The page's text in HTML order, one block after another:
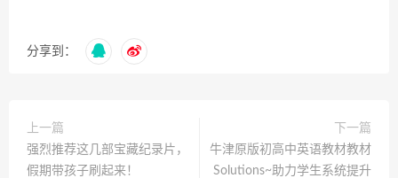
分享到：
上一篇
强烈推荐这几部宝藏纪录片，
假期带孩子刷起来！
下一篇
牛津原版初高中英语教材教材
Solutions~助力学生系统提升